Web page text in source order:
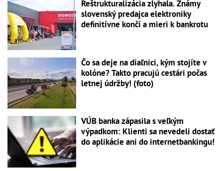
Reštrukturalizácia zlyhala. Známy
slovenský predajca elektroniky
definitívne končí a mieri k bankrotu
Čo sa deje na diaľnici, kým stojíte v
kolóne? Takto pracujú cestári počas
letnej údržby! (foto)
VÚB banka zápasila s veľkým
výpadkom: Klienti sa nevedeli dostať
do aplikácie ani do internetbankingu!